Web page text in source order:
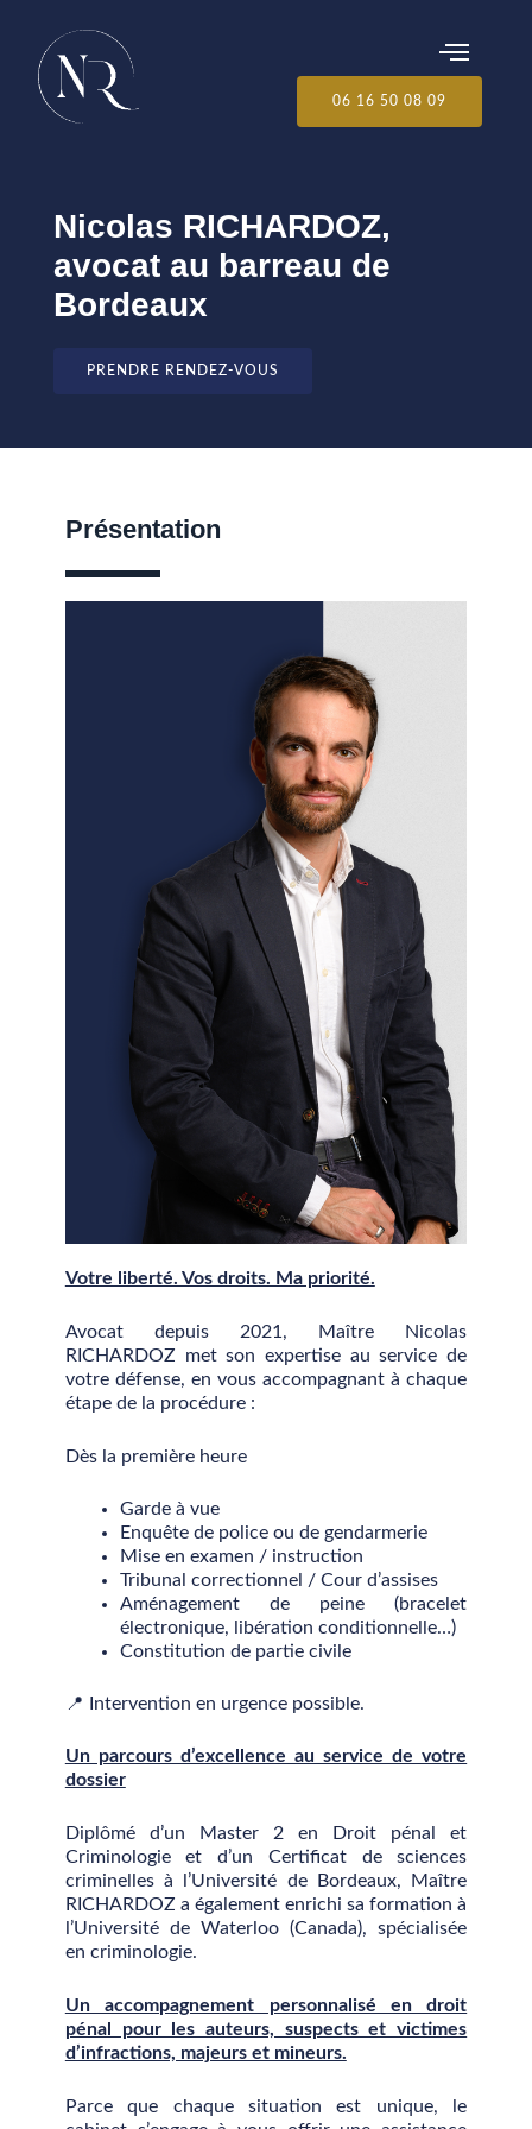
06 16 50 08 09
Nicolas RICHARDOZ,
avocat au barreau de
Bordeaux
PRENDRE RENDEZ-VOUS
Présentation
Votre liberté. Vos droits. Ma priorité.
Avocat depuis 2021, Maître Nicolas
RICHARDOZ met son expertise au service de
votre défense, en vous accompagnant à chaque
étape de la procédure :
Dès la première heure
Garde à vue
Enquête de police ou de gendarmerie
Mise en examen / instruction
Tribunal correctionnel / Cour d’assises
Aménagement de peine (bracelet
électronique, libération conditionnelle…)
Constitution de partie civile
📍 Intervention en urgence possible.
Un parcours d’excellence au service de votre
dossier
Diplômé d’un Master 2 en Droit pénal et
Criminologie et d’un Certificat de sciences
criminelles à l’Université de Bordeaux, Maître
RICHARDOZ a également enrichi sa formation à
l’Université de Waterloo (Canada), spécialisée
en criminologie.
Un accompagnement personnalisé en droit
pénal pour les auteurs, suspects et victimes
d’infractions, majeurs et mineurs.
Parce que chaque situation est unique, le